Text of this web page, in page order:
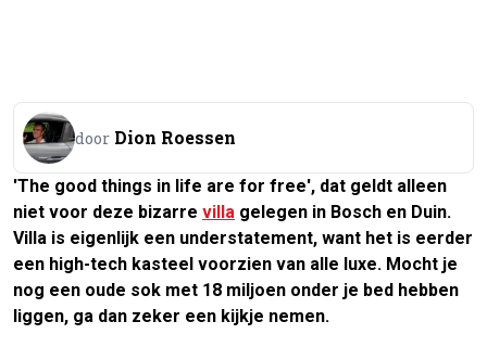
door Dion Roessen
'The good things in life are for free', dat geldt alleen
niet voor deze bizarre villa gelegen in Bosch en Duin.
Villa is eigenlijk een understatement, want het is eerder
een high-tech kasteel voorzien van alle luxe. Mocht je
nog een oude sok met 18 miljoen onder je bed hebben
liggen, ga dan zeker een kijkje nemen.